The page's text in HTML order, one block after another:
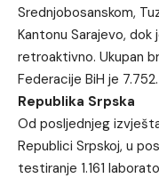
Srednjobosanskom,
Kantonu Sarajevo,
retroaktivno. Ukupan
Federacije BiH je 7.752.
Republika Srpska
Od posljednjeg
Republici Srpskoj, u
testiranje 1.161